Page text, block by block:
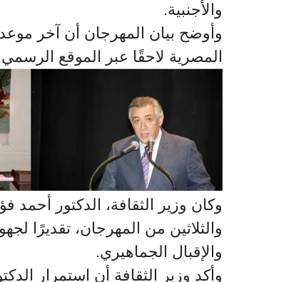
والأجنبية.
المصرية لاحقًا عبر الموقع
وكان وزير الثقافة، الدكتور أحمد
والثلاثين من المهرجان، تقديرًا
والإقبال الجماهيري.
وأكد وزير الثقافة أن استمرار